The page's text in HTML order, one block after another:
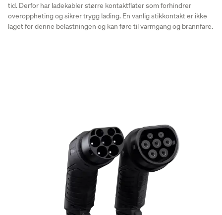
tid. Derfor har ladekabler større kontaktflater som forhindrer
overoppheting og sikrer trygg lading. En vanlig stikkontakt er ikke
laget for denne belastningen og kan føre til varmgang og brannfare.